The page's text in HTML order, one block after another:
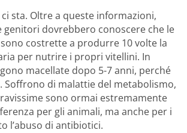
sta. Oltre a queste informazioni,
genitori dovrebbero conoscere che le
costrette a produrre 10 volte la
per nutrire i propri vitellini. In
macellate dopo 5-7 anni, perché
Soffrono di malattie del metabolismo,
sono ormai estremamente
per gli animali, ma anche per i
l’abuso di antibiotici.